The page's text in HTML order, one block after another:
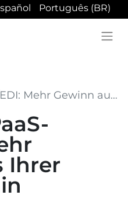
Português (BR)
aus Ihrer Supply-Chain
Ihrer